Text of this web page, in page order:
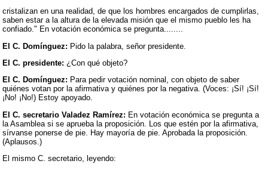
cristalizan en una realidad, de que los hombres encargados de cumplirlas,
saben estar a la altura de la elevada misión que el mismo pueblo les ha
confiado." En votación económica se pregunta........
El C. Domínguez: Pido la palabra, señor presidente.
El C. presidente: ¿Con qué objeto?
El C. Domínguez: Para pedir votación nominal, con objeto de saber
quiénes votan por la afirmativa y quiénes por la negativa. (Voces: ¡Sí! ¡Sí!
¡No! ¡No!) Estoy apoyado.
El C. secretario Valadez Ramírez: En votación económica se pregunta a
la Asamblea si se aprueba la proposición. Los que estén por la afirmativa,
sírvanse ponerse de pie. Hay mayoría de pie. Aprobada la proposición.
(Aplausos.)
El mismo C. secretario, leyendo: